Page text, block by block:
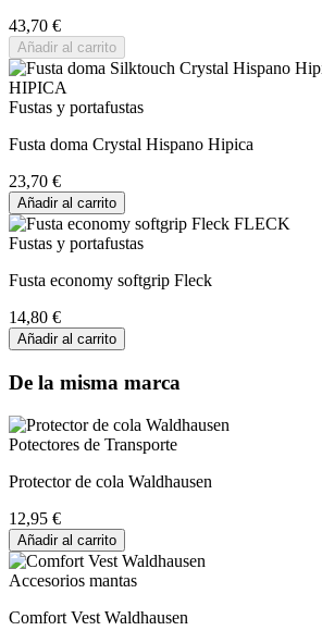
43,70 €
Añadir al carrito
Fustas y portafustas
Fusta doma Crystal Hispano Hipica
23,70 €
Añadir al carrito
Fustas y portafustas
Fusta economy softgrip Fleck
14,80 €
Añadir al carrito
De la misma marca
Potectores de Transporte
Protector de cola Waldhausen
12,95 €
Añadir al carrito
Accesorios mantas
Comfort Vest Waldhausen